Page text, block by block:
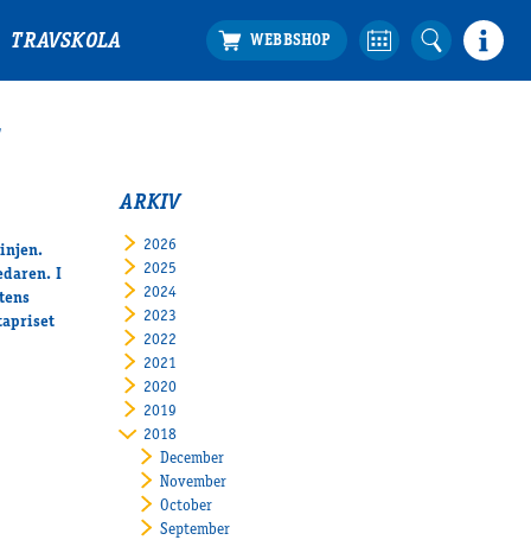
TRAVSKOLA
I
ARKIV
2026
2025
2024
2023
2022
2021
2020
2019
2018
December
November
October
September